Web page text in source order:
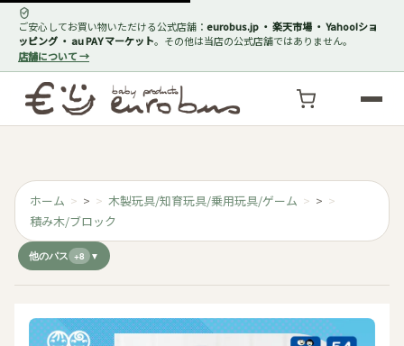
ご安心してお買い物いただける公式店舗： eurobus.jp ・ 楽天市場 ・ Yahoo!ショ
ッピング ・ au PAY マーケット。その他は当店の公式店舗ではありません。
店舗について →
ホーム > 木製玩具/知育玩具/乗用玩具/ゲーム
>
積み木/ブロック
他のパス +8